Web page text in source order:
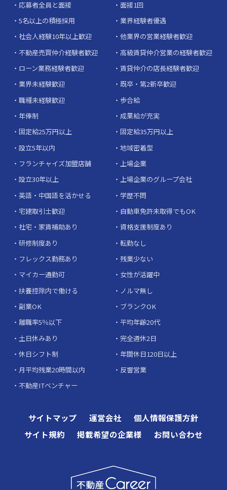
応募者全員と面接
面接1回
5名以上の積極採用
業界経験者優遇
社会人経験10年以上歓迎
他業界の営業経験者歓迎
不動産売買仲介経験者歓迎
高級賃貸仲介営業の経験者歓迎
ローン業務経験者歓迎
賃貸仲介の店長経験者歓迎
業界未経験歓迎
既卒・第2新卒歓迎
職種未経験歓迎
歩合給
年俸制
成果給が充実
固定給25万円以上
固定給35万円以上
設立5年以内
地域密着型
フランチャイズ加盟店舗
上場企業
設立30年以上
上場企業のグループ会社
英語・中国語を活かせる
学歴不問
宅建取引士歓迎
自動車免許未取得でもOK
社宅・家賃補助あり
資格支援制度あり
研修制度あり
転勤なし
フレックス勤務あり
残業少ない
マイカー通勤可
女性が活躍中
扶養控除内で働ける
ノルマ無し
副業OK
ブランクOK
離職率5％以下
平均年齢20代
土日休みあり
完全週休2日
休日シフト制
年間休日120日以上
月平均残業20時間以内
反響営業
不動産ITベンチャー
サイトマップ 運営会社
個人情報保護方針
サイト規約
掲載希望の企業様 お問い合わせ